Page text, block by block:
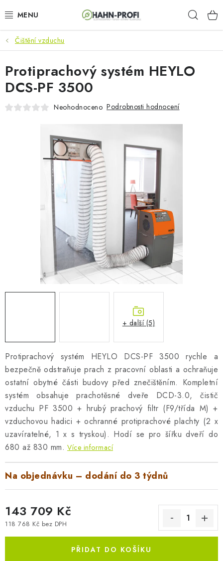
na
KLIMATIZACE
ELEKTROCENTRÁLY
ZAHRADNÍ TECHNIKA
AKU NÁŘADÍ
ODVLHČOVAČE
AKUMULAČNÍ KAMNA
ELEKTRICKÉ KRBY
Reklamace
Ochrana osobních údajů
Slovník pojmů
Zpětný odběr elektrozařízení a baterií
Návody
Novinky Blog Reference Katalog
Čištění vzduchu
Protiprachový systém HEYLO DCS-PF 3500 rychle a
bezpečně odstraňuje prach z pracovní oblasti a ochraňuje
ostatní obytné části budovy před znečištěním. Kompletní
systém obsahuje prachotěsné dveře DCD-3.0, čistič
vzduchu PF 3500 + hrubý prachový filtr (F9/třída M) +
vzduchovou hadici + ochranné protiprachové plachty (2 x
uzavíratelné, 1 x s tryskou). Hodí se pro šířku dveří do
680 až 830 mm. Více informací
Na objednávku – dodání do 3 týdnů
143 709 Kč
118 768 Kč bez DPH
PŘIDAT DO KOŠÍKU
Protiprachový systém HEYLO
DCS-PF 3500
Neohodnoceno Podrobnosti hodnocení
+ další (5)